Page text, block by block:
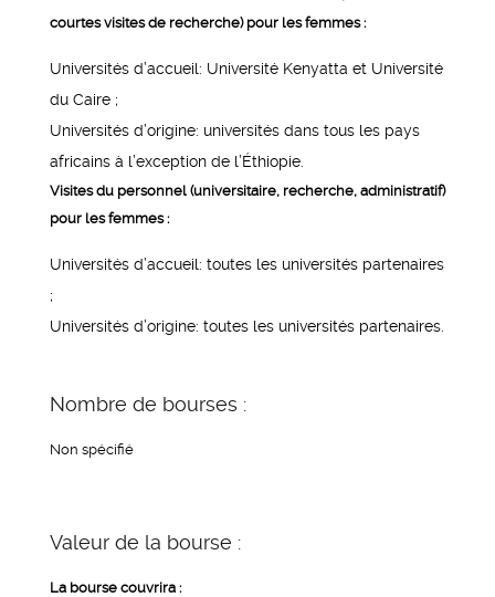
courtes visites de recherche) pour les femmes :
Universités d’accueil: Université Kenyatta et Université
du Caire ;
Universités d’origine: universités dans tous les pays
africains à l’exception de l’Éthiopie.
Visites du personnel (universitaire, recherche, administratif)
pour les femmes :
Universités d’accueil: toutes les universités partenaires
;
Universités d’origine: toutes les universités partenaires.
Nombre de bourses :
Non spécifié
Valeur de la bourse :
La bourse couvrira :